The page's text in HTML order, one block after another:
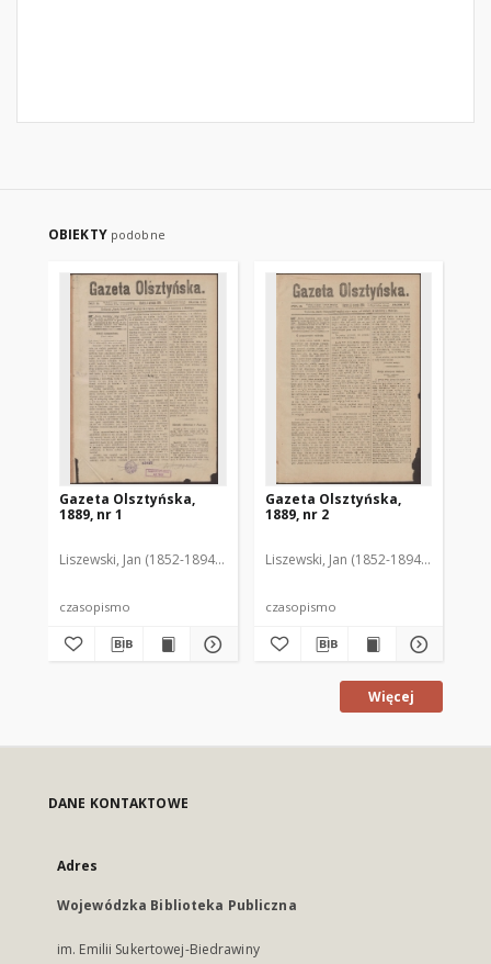
OBIEKTY podobne
Gazeta Olsztyńska,
1889, nr 1
Liszewski, Jan (1852-1894). Red.
czasopismo
Gazeta Olsztyńska,
1889, nr 2
Liszewski, Jan (1852-1894). Red.
czasopismo
Więcej
DANE KONTAKTOWE
Adres
Wojewódzka Biblioteka Publiczna
im. Emilii Sukertowej-Biedrawiny